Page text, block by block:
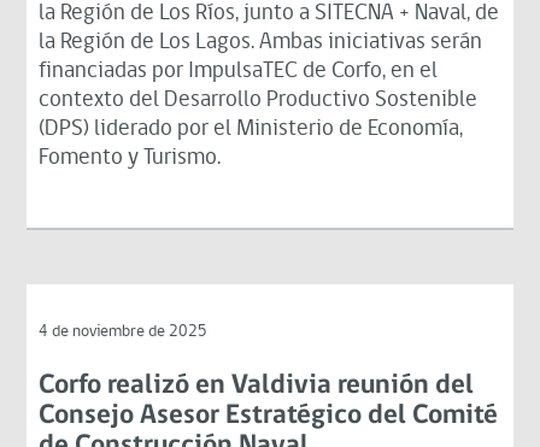
la Región de Los Ríos, junto a SITECNA + Naval, de
la Región de Los Lagos. Ambas iniciativas serán
financiadas por ImpulsaTEC de Corfo, en el
contexto del Desarrollo Productivo Sostenible
(DPS) liderado por el Ministerio de Economía,
Fomento y Turismo.
4 de noviembre de 2025
Corfo realizó en Valdivia reunión del
Consejo Asesor Estratégico del Comité